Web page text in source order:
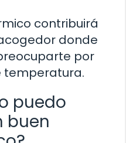
contribuirá
donde
por
temperatura.
puedo
buen